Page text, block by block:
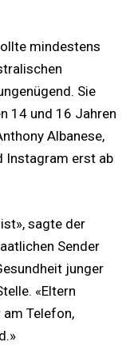
mindestens
Sie
14 und 16 Jahren
Albanese,
Instagram erst ab
sagte der
Sender
junger
«Eltern
Telefon,